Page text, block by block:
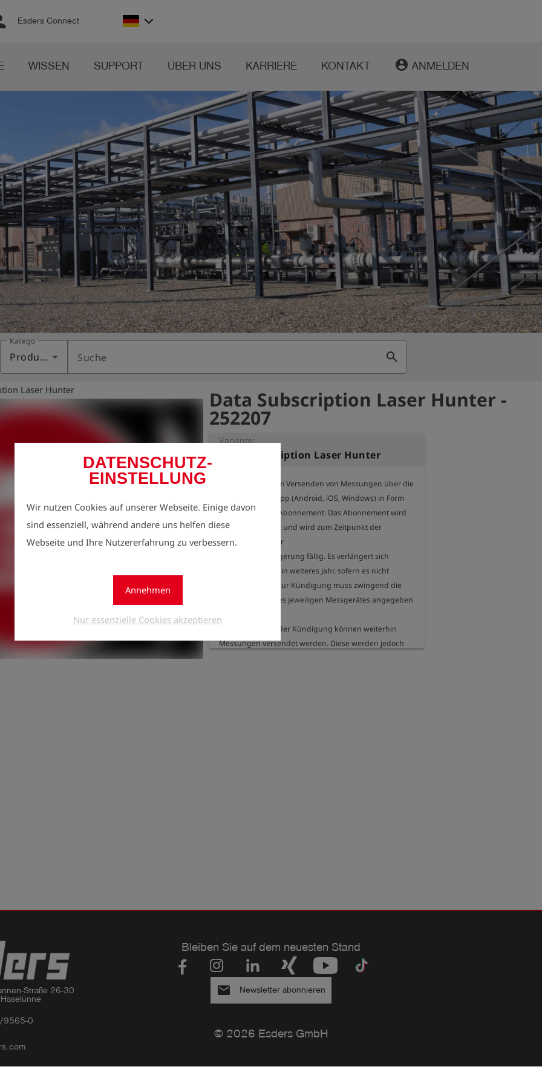
DATENSCHUTZ-
EINSTELLUNG
Wir nutzen Cookies auf unserer Webseite. Einige davon
sind essenziell, während andere uns helfen diese
Webseite und Ihre Nutzererfahrung zu verbessern.
Annehmen
Nur essenzielle Cookies akzeptieren
Esders Connect keyboard_arrow_down
WISSEN SUPPORT ÜBER UNS KARRIERE KONTAKT account_circle ANMELDEN
Kategorie
Produkte Suche search
Laser Hunter Data Subscription Laser Hunter -
252207
Variante:
Data Subscription Laser Hunter
Jahresgebühr zum Versenden von Messungen über die
Esders Connect App (Android, iOS, Windows) in Form
einer Flatrate als Abonnement. Das Abonnement wird
im Voraus bezahlt und wird zum Zeitpunkt der
Buchung bzw. der
jährlichen Verlängerung fällig. Es verlängert sich
automatisch um ein weiteres Jahr, sofern es nicht
gekündigt wird. Zur Kündigung muss zwingend die
Seriennummer des jeweiligen Messgerätes angegeben
Wirksamwerden der Kündigung können weiterhin
Messungen versendet werden. Diese werden jedoch
Straße 26-30
9565-0
Bleiben Sie auf dem neuesten Stand
email Newsletter abonnieren
© 2026 Esders GmbH